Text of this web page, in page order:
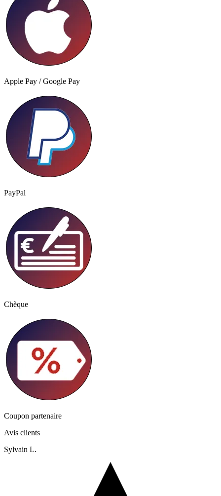
Apple Pay / Google Pay
PayPal
Chèque
Coupon partenaire
Avis clients
Sylvain L.